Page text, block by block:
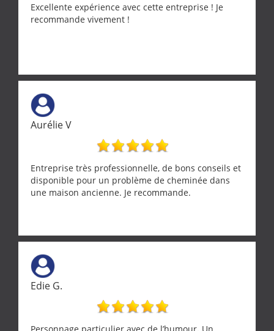
Excellente expérience avec cette entreprise ! Je
recommande vivement !
Aurélie V
Entreprise très professionnelle, de bons conseils et
disponible pour un problème de cheminée dans
une maison ancienne. Je recommande.
Edie G.
Personnage particulier avec de l’humour. Un